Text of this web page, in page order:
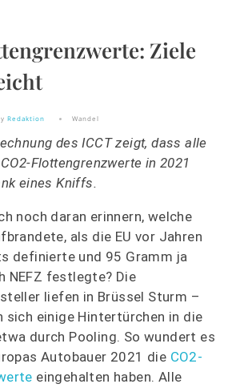
Ziele
Redaktion Wandel
des ICCT zeigt, dass alle
Flottengrenzwerte in 2021
eines Kniffs.
noch daran erinnern, welche
als die EU vor Jahren
definierte und 95 Gramm ja
NEFZ festlegte? Die
liefen in Brüssel Sturm –
sich einige Hintertürchen in die
durch Pooling. So wundert es
Autobauer 2021 die CO2-
eingehalten haben. Alle